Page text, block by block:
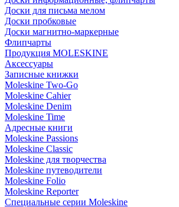
Доски для письма мелом
Доски пробковые
Доски магнитно-маркерные
Флипчарты
Продукция MOLESKINE
Аксессуары
Записные книжки
Moleskine Two-Go
Moleskine Cahier
Moleskine Denim
Moleskine Time
Адресные книги
Moleskine Passions
Moleskine Classic
Moleskine для творчества
Moleskine путеводители
Moleskine Folio
Moleskine Reporter
Специальные серии Moleskine